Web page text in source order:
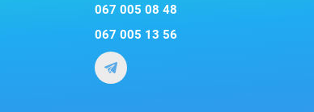
067 005 08 48
067 005 13 56